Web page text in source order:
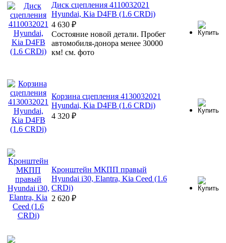
Диск сцепления 4110032021
Hyundai, Kia D4FB (1.6 CRDi)
4 630 ₽
Состояние новой детали. Пробег
автомобиля-донора менее 30000
км! см. фото
Корзина сцепления 4130032021
Hyundai, Kia D4FB (1.6 CRDi)
4 320 ₽
Кронштейн МКПП правый
Hyundai i30, Elantra, Kia Ceed (1.6
CRDi)
2 620 ₽